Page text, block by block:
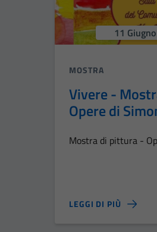
11
MOSTRA
Vivere -
Opere di
Mostra di pittura -
LEGGI DI PIÙ